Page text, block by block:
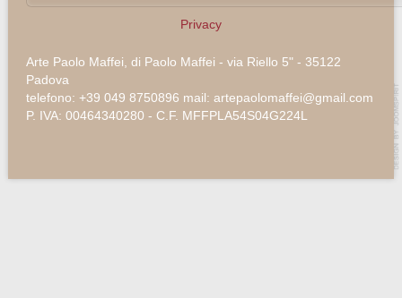
Privacy
Arte Paolo Maffei, di Paolo Maffei - via Riello 5" - 35122
Padova
telefono: +39 049 8750896 mail: artepaolomaffei@gmail.com
P. IVA: 00464340280 - C.F. MFFPLA54S04G224L